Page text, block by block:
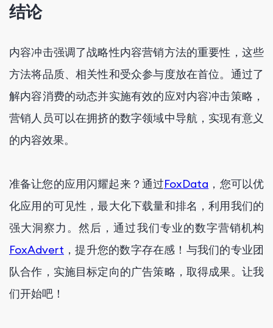
结论
内容冲击强调了战略性内容营销方法的重要性，这些
方法将品质、相关性和受众参与度放在首位。通过了
解内容消费的动态并实施有效的应对内容冲击策略，
营销人员可以在拥挤的数字领域中导航，实现有意义
的内容效果。
准备让您的应用闪耀起来？通过FoxData ，您可以优
化应用的可见性，最大化下载量和排名，利用我们的
强大洞察力。然后，通过我们专业的数字营销机构
FoxAdvert ，提升您的数字存在感！与我们的专业团
队合作，实施目标定向的广告策略，取得成果。让我
们开始吧！